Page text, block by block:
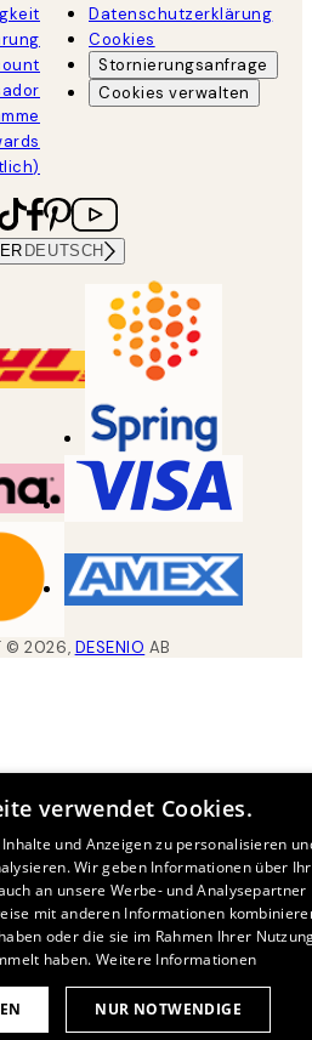
Datenschutzerklärung
Cookies
Stornierungsanfrage
Cookies verwalten
DEUTSCH
©2026, DESENIO AB
verwendet Cookies.
und Anzeigen zu personalisieren
Wir geben Informationen über
an unsere Werbe- und Analysepartner
mit anderen Informationen
oder die sie im Rahmen Ihrer
haben. Weitere Informationen
NUR NOTWENDIGE